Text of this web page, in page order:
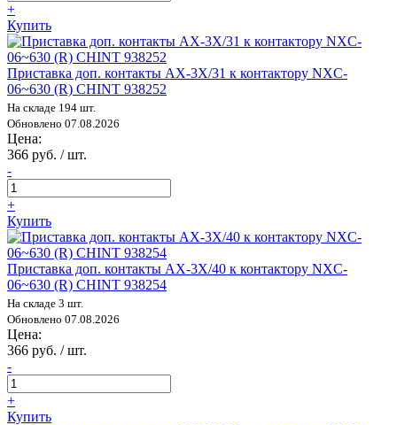
+
Купить
Приставка доп. контакты AX-3X/31 к контактору NXC-
06~630 (R) CHINT 938252
На складе 194 шт.
Обновлено 07.08.2026
Цена:
366 руб. / шт.
-
+
Купить
Приставка доп. контакты AX-3X/40 к контактору NXC-
06~630 (R) CHINT 938254
На складе 3 шт.
Обновлено 07.08.2026
Цена:
366 руб. / шт.
-
+
Купить